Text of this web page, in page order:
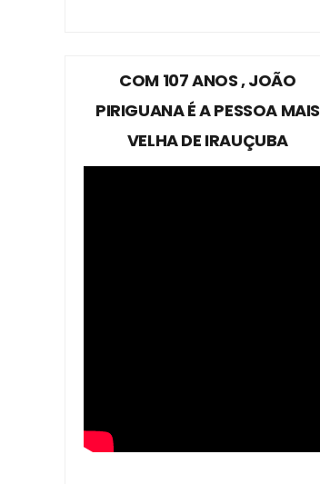
COM 107 ANOS , JOÃO
PIRIGUANA É A PESSOA MAIS
VELHA DE IRAUÇUBA